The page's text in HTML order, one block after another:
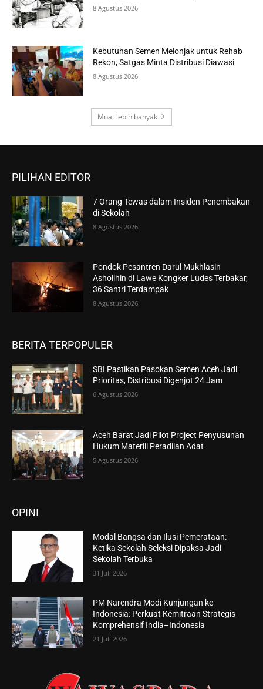
8 Agustus 2026
Kebutuhan Semen Melonjak untuk Rehab
Rekon, Satgas Minta Distribusi Diawasi
8 Agustus 2026
Muat lebih banyak
PILIHAN EDITOR
7 Orang Tewas dalam Insiden Penembakan
di Sekolah
8 Agustus 2026
Pondok Pesantren Darul Mukhlasin
Asholihin di Lawe Kongker Ludes Terbakar,
36 Santri Terdampak
8 Agustus 2026
BERITA TERPOPULER
SBI Pastikan Pasokan Semen Aceh Jadi
Prioritas, Distribusi Digenjot 24 Jam
6 Agustus 2026
Aceh Barat Jadi Pilot Project Penyusunan
Hukum Materiil Peradilan Adat
5 Agustus 2026
OPINI
Modal Bangsa dan Ilusi Pemerataan:
Ketika Sekolah Seleksi Dipaksa Jadi
Sekolah Terbuka
31 Juli 2026
PM Narendra Modi Kunjungan ke
Indonesia: Perkuat Kemitraan Strategis
Komprehensif India–Indonesia
21 Juli 2026